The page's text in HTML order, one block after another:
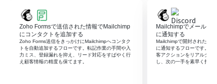
次に、トリガーでShopifyを選択し、「顧客情報が作成さ
れたら」というアクションを設定します。
最後に、オペレーションでMailchimpを選択し、「コン
タクトをオーディエンスに追加する」アクションを設定し
ます。
※「トリガー」：フロー起動のきっかけとなるアクション、「オ
Zoho Formsで送信された情報でMailchimp
にコンタクトを追加する
Zoho Forms送信をきっかけにMailchimpへコンタク
トを自動追加するフローです。転記作業の手間や入
力ミス、登録漏れを抑え、リード対応をすばやく行
え顧客情報の精度も保てます。
Mailchimpでメールが
に通知する
Mailchimpで開封されたメ
に通知するフローです。手
客アクションをリアルタイ
し、次の一手を素早く打て